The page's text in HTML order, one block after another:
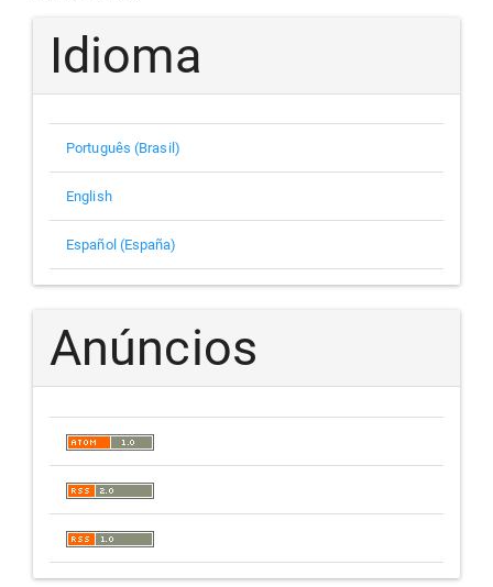
Idioma
Português (Brasil)
English
Español (España)
Anúncios